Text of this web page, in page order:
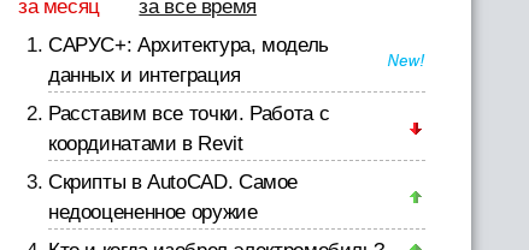
за месяц
за все время
САРУС+: Архитектура, модель
данных и интеграция
Расставим все точки. Работа с
координатами в Revit
Скрипты в AutoCAD. Самое
недооцененное оружие